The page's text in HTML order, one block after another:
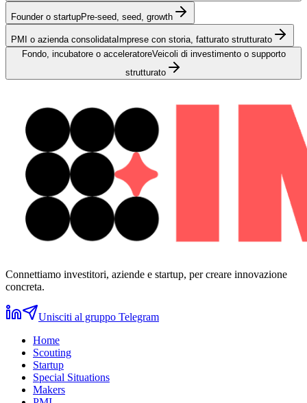
Founder o startupPre-seed, seed, growth
PMI o azienda consolidataImprese con storia, fatturato strutturato
Fondo, incubatore o acceleratoreVeicoli di investimento o supporto
strutturato
Connettiamo investitori, aziende e startup, per creare innovazione
concreta.
Unisciti al gruppo Telegram
Home
Scouting
Startup
Special Situations
Makers